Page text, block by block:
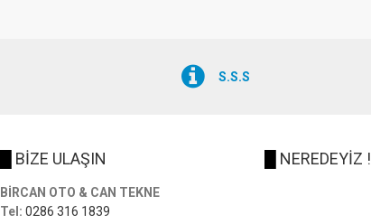
S.S.S
BİZE ULAŞIN
BİRCAN OTO & CAN TEKNE
Tel: 0286 316 1839
NEREDEYİZ !